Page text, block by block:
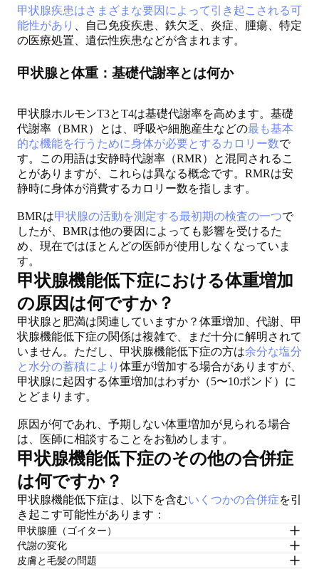
甲状腺疾患はさまざまな要因によって引き起こされる可
能性があり
、自己免疫疾患、鉄欠乏、炎症、腫瘍、特定
の医療処置、遺伝性疾患などが含まれます。
甲状腺と体重：基礎代謝率とは何か
甲状腺ホルモンT3とT4は基礎代謝率を高めます。基礎
代謝率（BMR）とは、呼吸や細胞産生などの最も基本
的な機能を行うために身体が必要とするカロリー数で
す。この用語は安静時代謝率（RMR）と混同されるこ
とがありますが、これらは異なる概念です。RMRは安
静時に身体が消費するカロリー数を指します。
BMRは甲状腺の活動を測定する最初期の検査の一つで
したが、BMRは他の要因によっても影響を受けるた
め、現在ではほとんどの医師が使用しなくなっていま
す。
甲状腺機能低下症における体重増加
の原因は何ですか？
甲状腺と肥満は関連していますか？体重増加、代謝、甲
状腺機能低下症の関係は複雑で、まだ十分に解明されて
いません。ただし、甲状腺機能低下症の方は余分な塩分
と水分の蓄積により 体重が増加する場合がありますが、
甲状腺に起因する体重増加はわずか（5〜10ポンド）に
とどまります。
原因が何であれ、予期しない体重増加が見られる場合
は、医師に相談することをお勧めします。
甲状腺機能低下症のその他の合併症
は何ですか？
甲状腺機能低下症は、以下を含むいくつかの合併症を引
き起こす可能性があります：
甲状腺腫（ゴイター）
代謝の変化
皮膚と毛髪の問題